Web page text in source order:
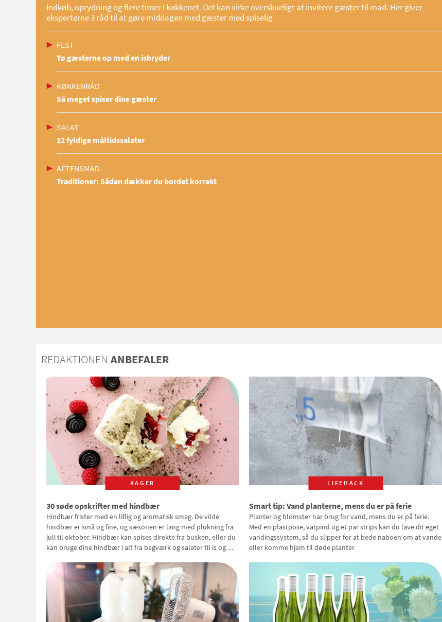
Indkøb, oprydning og flere timer i køkkenet. Det kan virke overskueligt at invitere gæster til mad. Her giver
eksperterne 3 råd til at gøre middagen med gæster med spiselig
FEST
Tø gæsterne op med en isbryder
KØKKENRÅD
Så meget spiser dine gæster
SALAT
12 fyldige måltidssalater
AFTENSMAD
Traditioner: Sådan dækker du bordet korrekt
REDAKTIONEN ANBEFALER
KAGER
30 søde opskrifter med hindbær
Hindbær frister med en liflig og aromatisk smag. De vilde
hindbær er små og fine, og sæsonen er lang med plukning fra
juli til oktober. Hindbær kan spises direkte fra busken, eller du
kan bruge dine hindbær i alt fra bagværk og salater til is og
LIFEHACK
Smart tip: Vand planterne, mens du er på ferie
Planter og blomster har brug for vand, mens du er på ferie.
Med en plastpose, vatpind og et par strips kan du lave dit eget
vandingssystem, så du slipper for at bede naboen om at vande
eller komme hjem til døde planter